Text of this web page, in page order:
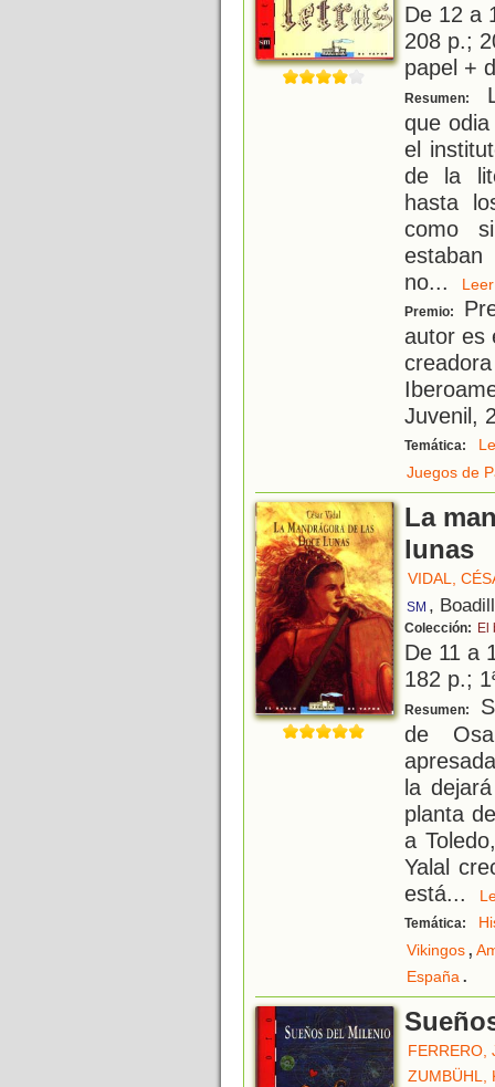
De 12 a
208 p.;
papel +
Resumen:
que
el
de la
hasta
como
estaban
no...
Premio:
autor es
Juvenil,
Temática:
Juegos de
La
lunas
VIDAL,
SM ,
Colección: El
De 11 a
182 p.;
Resumen:
de
la
planta
a
Yalal
está...
Temática:
Vikingos,
España.
FERRERO,
ZUMBÜHL,